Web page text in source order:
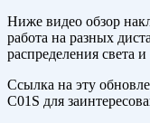
Ниже видео обзор
работа на разных
распределения света и
Ссылка на эту
C01S для